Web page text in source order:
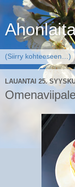
LAUANTAI 25.